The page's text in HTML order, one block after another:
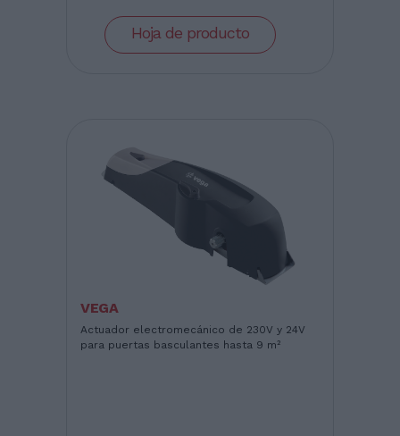
Hoja de producto
VEGA
Actuador electromecánico de 230V y 24V
para puertas basculantes hasta 9 m²